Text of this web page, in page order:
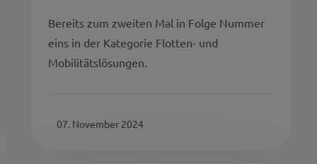
Bereits zum zweiten Mal in Folge Nummer
eins in der Kategorie Flotten- und
Mobilitätslösungen.
07. November 2024